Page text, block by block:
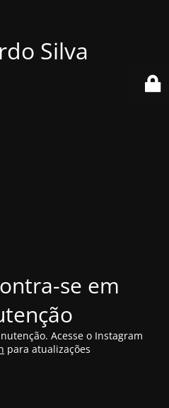
Silva
se em
Acesse o Instagram
para atualizações